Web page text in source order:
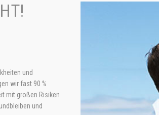
und
wir fast 90 %
mit großen Risiken
und